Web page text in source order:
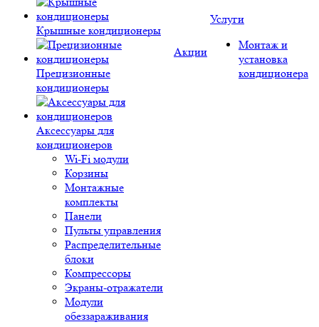
Крышные кондиционеры
Прецизионные
кондиционеры
Аксессуары для
кондиционеров
Wi-Fi модули
Корзины
Монтажные
комплекты
Панели
Пульты управления
Распределительные
блоки
Компрессоры
Экраны-отражатели
Модули
обеззараживания
Акции
Услуги
Монтаж и
установка
кондиционера